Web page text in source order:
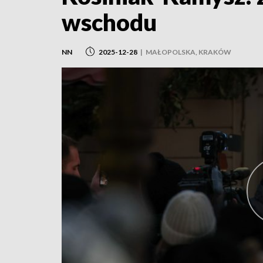
wschodu
NN 2025-12-28 | MAŁOPOLSKA, KRAKÓW